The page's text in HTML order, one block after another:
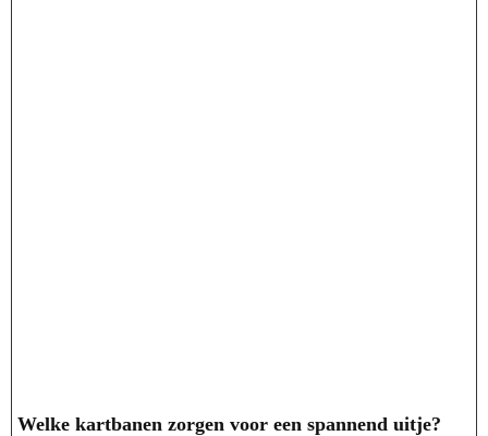
Welke kartbanen zorgen voor een spannend uitje?